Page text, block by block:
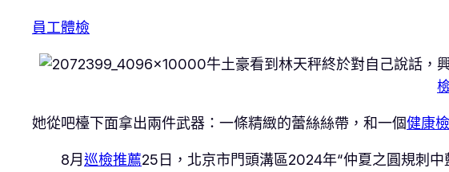
員工體檢
牛土豪看到林天秤終於對自己說話，
她從吧檯下面拿出兩件武器：一條精緻的蕾絲絲帶，和一個健康
8月巡檢推薦25日，北京市門頭溝區2024年“仲夏之圓規刺中